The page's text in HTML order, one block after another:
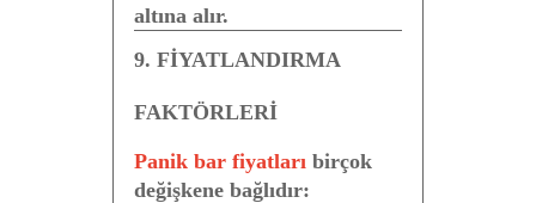
altına alır.
9. FİYATLANDIRMA
FAKTÖRLERİ
Panik bar fiyatları birçok
değişkene bağlıdır: